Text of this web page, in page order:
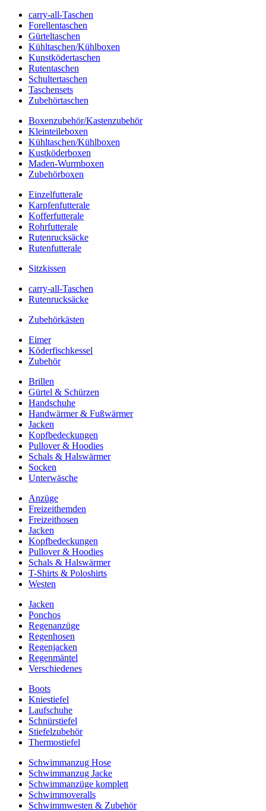
carry-all-Taschen
Forellentaschen
Gürteltaschen
Kühltaschen/Kühlboxen
Kunstködertaschen
Rutentaschen
Schultertaschen
Taschensets
Zubehörtaschen
Boxenzubehör/Kastenzubehör
Kleinteileboxen
Kühltaschen/Kühlboxen
Kustköderboxen
Maden-Wurmboxen
Zubehörboxen
Einzelfutterale
Karpfenfutterale
Kofferfutterale
Rohrfutterale
Rutenrucksäcke
Rutenfutterale
Sitzkissen
carry-all-Taschen
Rutenrucksäcke
Zubehörkästen
Eimer
Köderfischkessel
Zubehör
Brillen
Gürtel & Schürzen
Handschuhe
Handwärmer & Fußwärmer
Jacken
Kopfbedeckungen
Pullover & Hoodies
Schals & Halswärmer
Socken
Unterwäsche
Anzüge
Freizeithemden
Freizeithosen
Jacken
Kopfbedeckungen
Pullover & Hoodies
Schals & Halswärmer
T-Shirts & Poloshirts
Westen
Jacken
Ponchos
Regenanzüge
Regenhosen
Regenjacken
Regenmäntel
Verschiedenes
Boots
Kniestiefel
Laufschuhe
Schnürstiefel
Stiefelzubehör
Thermostiefel
Schwimmanzug Hose
Schwimmanzug Jacke
Schwimmanzüge komplett
Schwimmoveralls
Schwimmwesten & Zubehör